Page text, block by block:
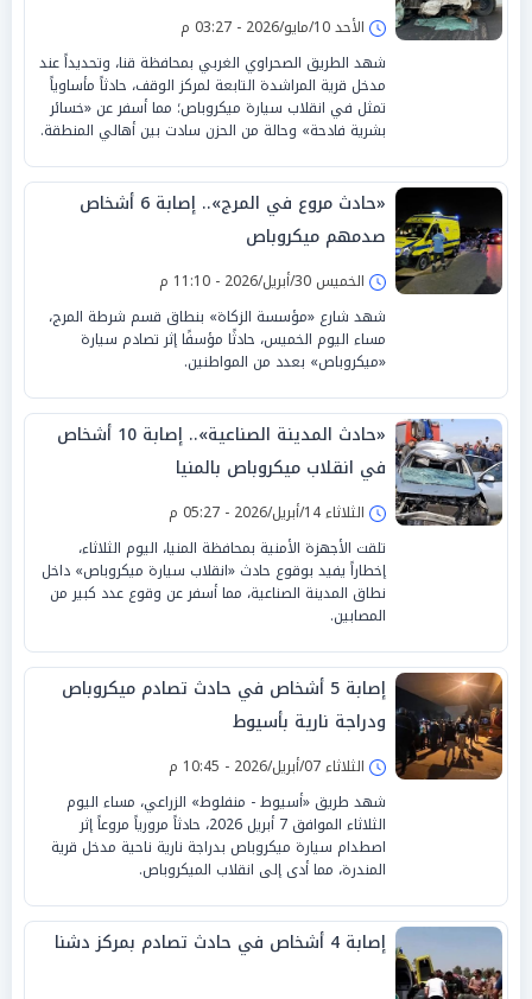
الأحد 10/مايو/2026 - 03:27 م
شهد الطريق الصحراوي الغربي بمحافظة قنا، وتحديداً عند
مدخل قرية المراشدة التابعة لمركز الوقف، حادثاً مأساوياً
تمثل في انقلاب سيارة ميكروباص؛ مما أسفر عن «خسائر
بشرية فادحة» وحالة من الحزن سادت بين أهالي المنطقة.
«حادث مروع في المرج».. إصابة 6 أشخاص
صدمهم ميكروباص
الخميس 30/أبريل/2026 - 11:10 م
شهد شارع «مؤسسة الزكاة» بنطاق قسم شرطة المرج،
مساء اليوم الخميس، حادثًا مؤسفًا إثر تصادم سيارة
«ميكروباص» بعدد من المواطنين.
«حادث المدينة الصناعية».. إصابة 10 أشخاص
في انقلاب ميكروباص بالمنيا
الثلاثاء 14/أبريل/2026 - 05:27 م
تلقت الأجهزة الأمنية بمحافظة المنيا، اليوم الثلاثاء،
إخطاراً يفيد بوقوع حادث «انقلاب سيارة ميكروباص» داخل
نطاق المدينة الصناعية، مما أسفر عن وقوع عدد كبير من
المصابين.
إصابة 5 أشخاص في حادث تصادم ميكروباص
ودراجة نارية بأسيوط
الثلاثاء 07/أبريل/2026 - 10:45 م
شهد طريق «أسيوط - منفلوط» الزراعي، مساء اليوم
الثلاثاء الموافق 7 أبريل 2026، حادثاً مرورياً مروعاً إثر
اصطدام سيارة ميكروباص بدراجة نارية ناحية مدخل قرية
المندرة، مما أدى إلى انقلاب الميكروباص.
إصابة 4 أشخاص في حادث تصادم بمركز دشنا